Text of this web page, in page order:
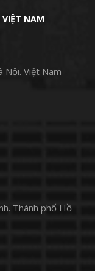
VIỆT NAM
Nội. Việt Nam
Thành phố Hồ